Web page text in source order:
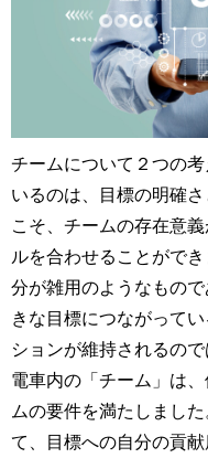
チームについて２つの
いるのは、目標の明確
こそ、チームの存在意
ルを合わせることがで
分が雑用のようなもの
きな目標につながって
ションが維持されるの
電車内の「チーム」は
ムの要件を満たしまし
て、目標への自分の貢